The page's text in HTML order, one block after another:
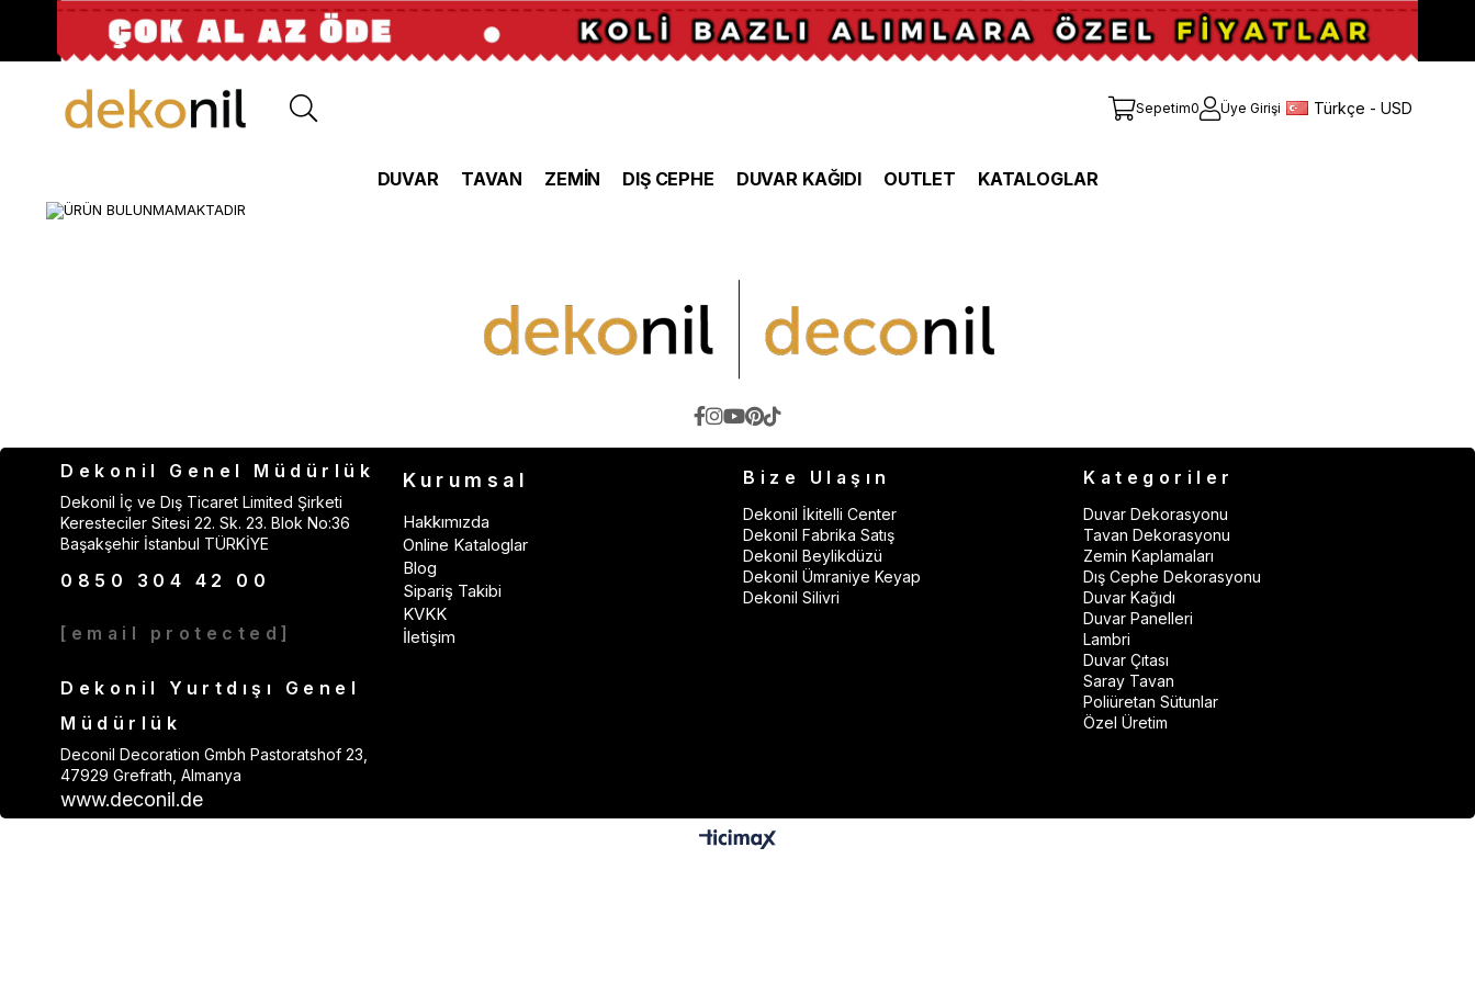
Sepetim0 Üye Girişi Türkçe - USD
DUVAR TAVAN ZEMİN DIŞ CEPHE DUVAR KAĞIDI OUTLET KATALOGLAR
Dekonil Genel Müdürlük
Dekonil İç ve Dış Ticaret Limited Şirketi
Keresteciler Sitesi 22. Sk. 23. Blok No:36
Başakşehir İstanbul TÜRKİYE
0850 304 42 00
[email protected]
Dekonil Yurtdışı Genel
Müdürlük
Deconil Decoration Gmbh Pastoratshof 23,
47929 Grefrath, Almanya
www.deconil.de
Kurumsal
Hakkımızda
Online Kataloglar
Blog
Sipariş Takibi
KVKK
İletişim
Bize Ulaşın
Dekonil İkitelli Center
Dekonil Fabrika Satış
Dekonil Beylikdüzü
Dekonil Ümraniye Keyap
Dekonil Silivri
Kategoriler
Duvar Dekorasyonu
Tavan Dekorasyonu
Zemin Kaplamaları
Dış Cephe Dekorasyonu
Duvar Kağıdı
Duvar Panelleri
Lambri
Duvar Çıtası
Saray Tavan
Poliüretan Sütunlar
Özel Üretim